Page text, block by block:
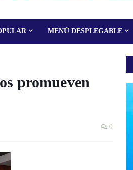
MENÚ DESPLEGABLE
promueven
0